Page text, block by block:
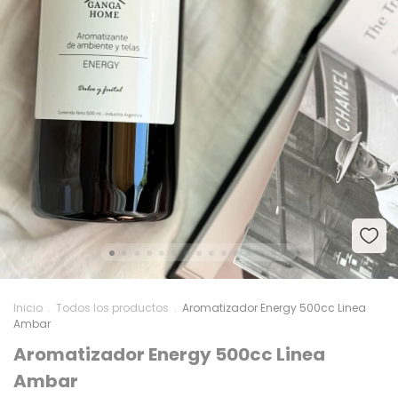
Inicio . Todos los productos . Aromatizador Energy 500cc Linea
Ambar
Aromatizador Energy 500cc Linea
Ambar